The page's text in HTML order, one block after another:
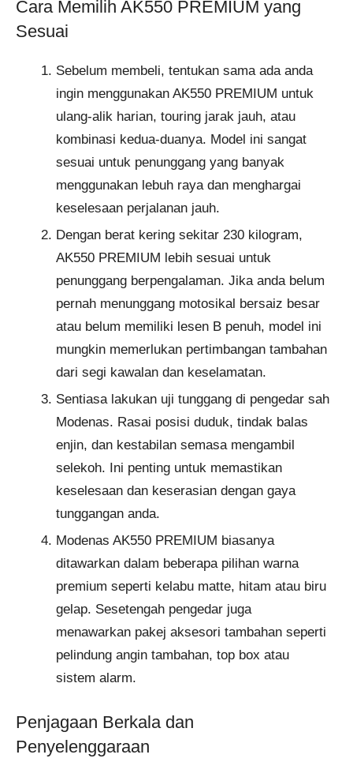
Cara Memilih AK550 PREMIUM yang
Sesuai
Sebelum membeli, tentukan sama ada anda
ingin menggunakan AK550 PREMIUM untuk
ulang-alik harian, touring jarak jauh, atau
kombinasi kedua-duanya. Model ini sangat
sesuai untuk penunggang yang banyak
menggunakan lebuh raya dan menghargai
keselesaan perjalanan jauh.
Dengan berat kering sekitar 230 kilogram,
AK550 PREMIUM lebih sesuai untuk
penunggang berpengalaman. Jika anda belum
pernah menunggang motosikal bersaiz besar
atau belum memiliki lesen B penuh, model ini
mungkin memerlukan pertimbangan tambahan
dari segi kawalan dan keselamatan.
Sentiasa lakukan uji tunggang di pengedar sah
Modenas. Rasai posisi duduk, tindak balas
enjin, dan kestabilan semasa mengambil
selekoh. Ini penting untuk memastikan
keselesaan dan keserasian dengan gaya
tunggangan anda.
Modenas AK550 PREMIUM biasanya
ditawarkan dalam beberapa pilihan warna
premium seperti kelabu matte, hitam atau biru
gelap. Sesetengah pengedar juga
menawarkan pakej aksesori tambahan seperti
pelindung angin tambahan, top box atau
sistem alarm.
Penjagaan Berkala dan
Penyelenggaraan